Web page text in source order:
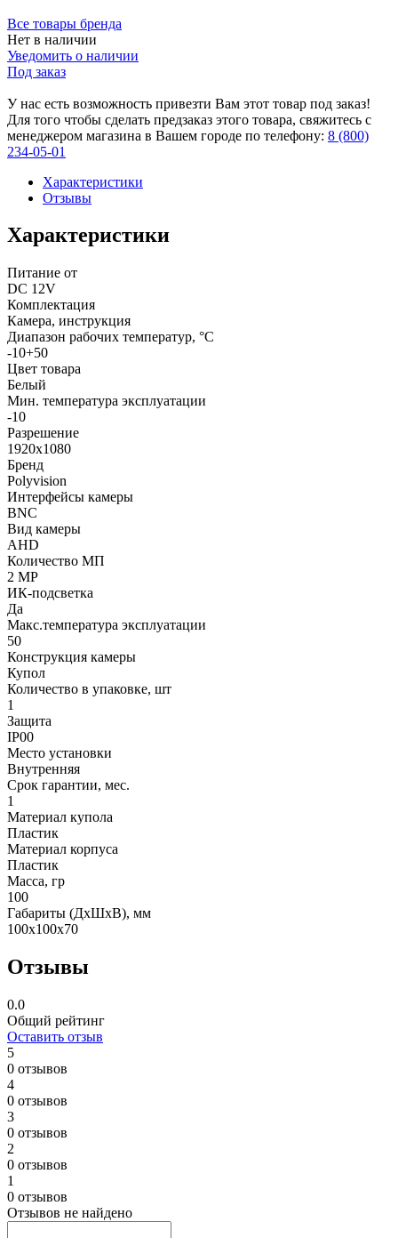
Все товары бренда
Нет в наличии
Уведомить о наличии
Под заказ
У нас есть возможность привезти Вам этот товар под заказ!
Для того чтобы сделать предзаказ этого товара, свяжитесь с
менеджером магазина в Вашем городе по телефону: 8 (800)
234-05-01
Характеристики
Отзывы
Характеристики
Питание от
DC 12V
Комплектация
Камера, инструкция
Диапазон рабочих температур, °С
-10+50
Цвет товара
Белый
Мин. температура эксплуатации
-10
Разрешение
1920х1080
Бренд
Polyvision
Интерфейсы камеры
BNC
Вид камеры
AHD
Количество МП
2 MP
ИК-подсветка
Да
Макс.температура эксплуатации
50
Конструкция камеры
Купол
Количество в упаковке, шт
1
Защита
IP00
Место установки
Внутренняя
Срок гарантии, мес.
1
Материал купола
Пластик
Материал корпуса
Пластик
Масса, гр
100
Габариты (ДxШxВ), мм
100x100x70
Отзывы
0.0
Общий рейтинг
Оставить отзыв
5
0 отзывов
4
0 отзывов
3
0 отзывов
2
0 отзывов
1
0 отзывов
Отзывов не найдено